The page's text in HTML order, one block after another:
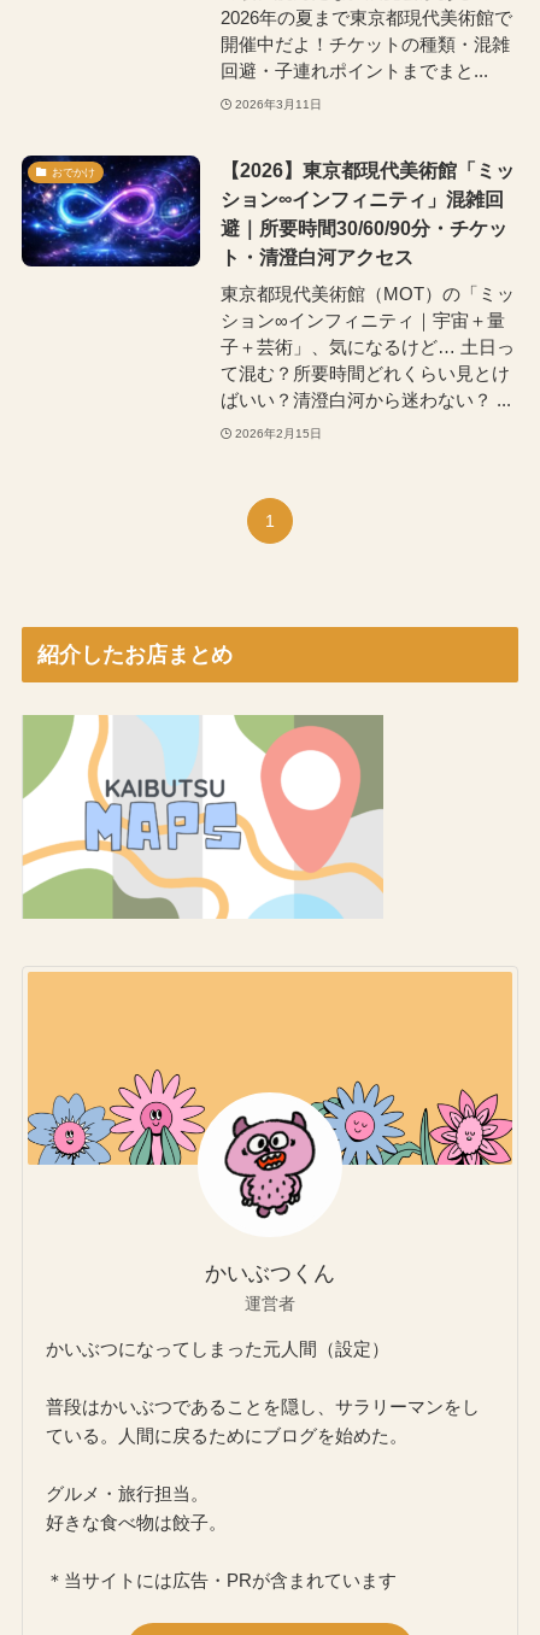
2026年の夏まで東京都現代美術館で
開催中だよ！チケットの種類・混雑
回避・子連れポイントまでまと...
2026年3月11日
おでかけ
【2026】東京都現代美術館「ミッ
ション∞インフィニティ」混雑回
避｜所要時間30/60/90分・チケッ
ト・清澄白河アクセス
東京都現代美術館（MOT）の「ミッ
ション∞インフィニティ｜宇宙＋量
子＋芸術」、気になるけど… 土日っ
て混む？所要時間どれくらい見とけ
ばいい？清澄白河から迷わない？ ...
2026年2月15日
1
紹介したお店まとめ
かいぶつくん
運営者
かいぶつになってしまった元人間（設定）
普段はかいぶつであることを隠し、サラリーマンをし
ている。人間に戻るためにブログを始めた。
グルメ・旅行担当。
好きな食べ物は餃子。
＊当サイトには広告・PRが含まれています